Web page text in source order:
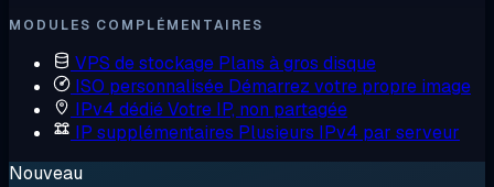
MODULES COMPLÉMENTAIRES
VPS de stockage Plans à gros disque
ISO personnalisée Démarrez votre propre image
IPv4 dédiéVotre IP, non partagée
IP supplémentaires Plusieurs IPv4 par serveur
Nouveau